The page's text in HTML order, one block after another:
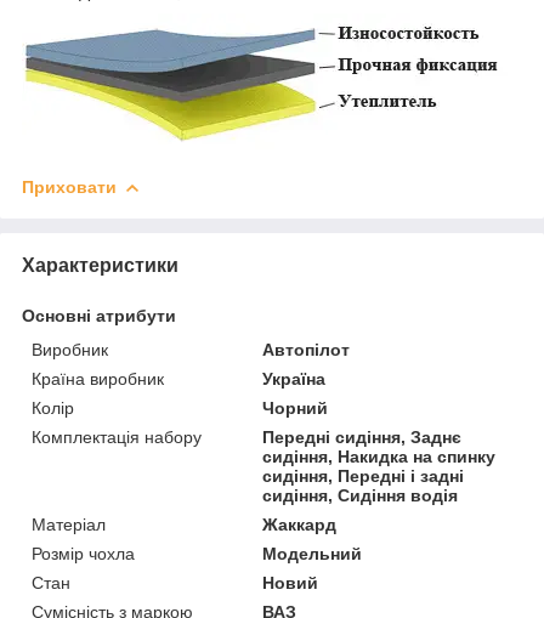
Приховати
Характеристики
Основні атрибути
Виробник
Автопілот
Країна виробник
Україна
Колір
Чорний
Комплектація набору
Передні сидіння, Заднє
сидіння, Накидка на спинку
сидіння, Передні і задні
сидіння, Сидіння водія
Матеріал
Жаккард
Розмір чохла
Модельний
Стан
Новий
Сумісність з маркою
ВАЗ